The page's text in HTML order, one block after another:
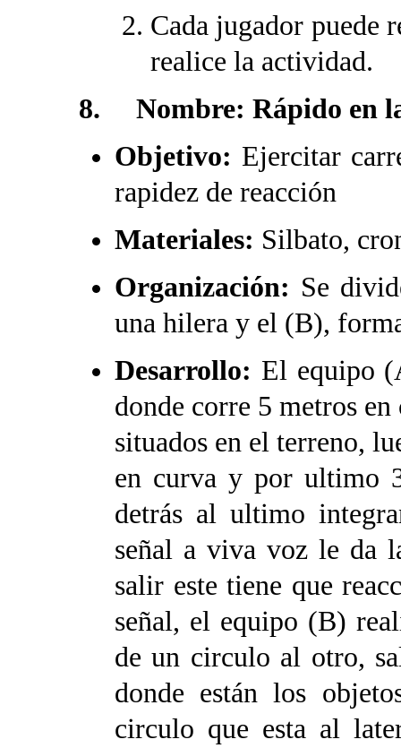
Cada jugador puede
realice la actividad.
8. Nombre: Rápido en
Objetivo: Ejercitar
rapidez de reacción
Materiales: Silbato,
Organización: Se
una hilera y el (B),
Desarrollo: El equipo
donde corre 5 metros
situados en el terreno,
en curva y por ultimo
detrás al ultimo
señal a viva voz le da
salir este tiene que
señal, el equipo (B)
de un circulo al otro,
donde están los
circulo que esta al